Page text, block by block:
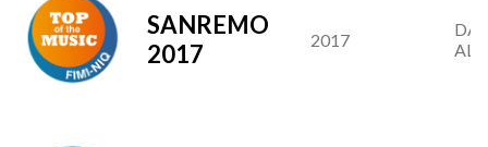
SANREMO
2017
2017
AL